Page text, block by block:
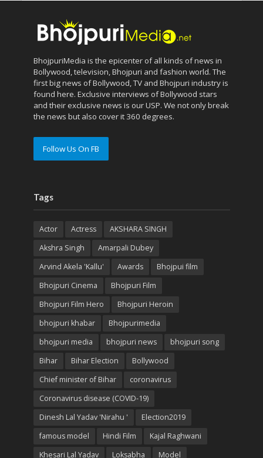
BhojpuriMedia is the epicenter of all kinds of news in
Bollywood, television, Bhojpuri and fashion world. The
first big news of Bollywood, TV and Bhojpuri industry is
found here. Exclusive interviews of Bollywood stars
and their exclusive news is our USP. We not only break
the news but also cover it 360 degrees.
Follow Us On FB
Tags
Actor Actress
AKSHARA SINGH
Akshra Singh
Amarpali Dubey
Arvind Akela 'Kallu'
Awards
Bhojpui film
Bhojpuri Cinema
Bhojpuri Film
Bhojpuri Film Hero
Bhojpuri Heroin
bhojpuri khabar
Bhojpurimedia
bhojpuri media
bhojpuri news
bhojpuri song
Bihar
Bihar Election
Bollywood
Chief minister of Bihar
coronavirus
Coronavirus disease (COVID-19)
Dinesh Lal Yadav 'Nirahu '
Election2019
famous model
Hindi Film
Kajal Raghwani
Khesari Lal Yadav
Loksabha Model